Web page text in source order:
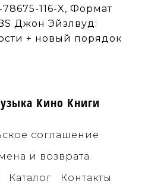
116-X, Формат
Джон Эйзлвуд:
+ новый порядок
Кино Книги
соглашение
и возврата
Каталог Контакты